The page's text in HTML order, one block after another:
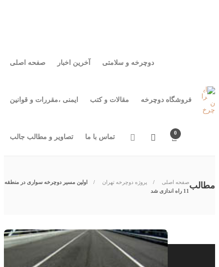
صفحه اصلی آخرین اخبار دوچرخه و سلامتی
ایمنی ،مقررات و قوانین مقالات و کتب فروشگاه دوچرخه
تصاویر و مطالب جالب تماس با ما
0
مطالبصفحه اصلی پروژه دوچرخه تهران
اولین مسیر دوچرخه سواری در منطقه
11 راه اندازی شد